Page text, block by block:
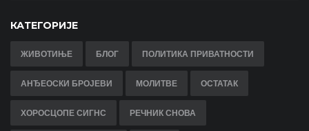
КАТЕГОРИЈЕ
ЖИВОТИЊЕ БЛОГ ПОЛИТИКА ПРИВАТНОСТИ
АНЂЕОСКИ БРОЈЕВИ МОЛИТВЕ ОСТАТАК
ХОРОСЦОПЕ СИГНС РЕЧНИК СНОВА